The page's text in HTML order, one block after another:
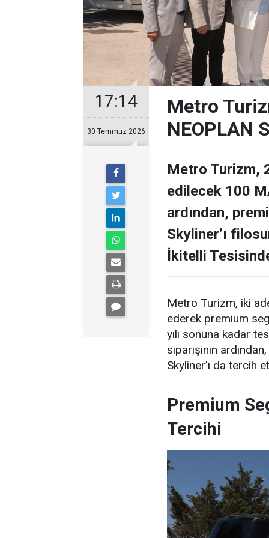
17:14
30 Temmuz 2026
Metro
NEOPLAN
Metro Turizm,
edilecek 100
ardından,
Skyliner’ı
İkitelli
Metro Turizm, iki
ederek premium
yılı sonuna kadar
siparişinin
Skyliner’ı da tercih
Premium
Tercihi